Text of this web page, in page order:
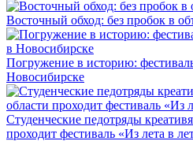
Восточный обход: без пробок в
Погружение в историю:
Новосибирске
Студенческие педотряды
проходит фестиваль «Из лета в